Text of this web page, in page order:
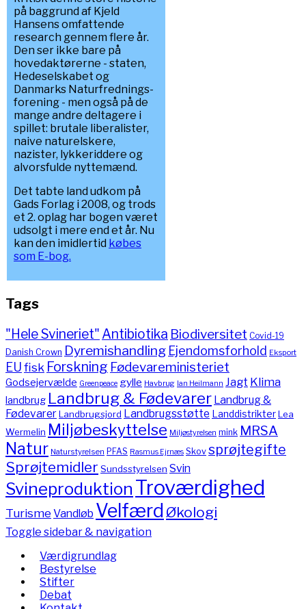
på baggrund af Kjeld
Hansens omfattende
research gennem flere år.
Den ser ikke bare på
hovedaktørerne - staten,
Hedeselskabet og
Danmarks Naturfrednings-
forening - men også på de
mange andre deltagere i
spillet: brutale liberalister,
naive naturelskere,
nazister, lykkeriddere og
alvorsfulde nyttemænd.
Det tabte land udkom på
Gads Forlag i 2008, og trods
et 2. oplag har bogen været
udsolgt i mere end et år. Nu
kan den imidlertid købes
som E-bog.
Tags
"Hele Svineriet" Antibiotika Biodiversitet Covid-19
Danish Crown Dyremishandling Ejendomsforhold Eksport
EUfisk Forskning Fødevareministeriet
Godsejervælde Greenpeace gylle Havbrug Ian Heilmann Jagt Klima
landbrug Landbrug & Fødevarer Landbrug &
FødevarerLandbrugsjord Landbrugsstøtte LanddistrikterLea
Wermelin Miljøbeskyttelse Miljøstyrelsen mink MRSA
Natur Naturstyrelsen PFAS Rasmus Ejrnæs Skov sprøjtegifte
Sprøjtemidler Sundsstyrelsen Svin
Svineproduktion Troværdighed
TurismeVandløb Velfærd Økologi
Toggle sidebar & navigation
Værdigrundlag
Bestyrelse
Stifter
Debat